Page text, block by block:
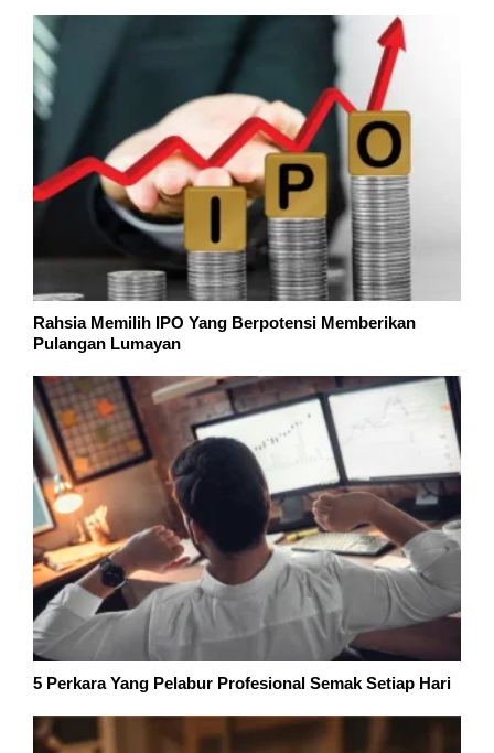
Rahsia Memilih IPO Yang Berpotensi Memberikan
Pulangan Lumayan
5 Perkara Yang Pelabur Profesional Semak Setiap Hari